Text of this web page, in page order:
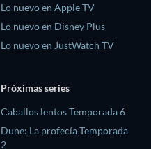
Lo nuevo en Apple TV
Lo nuevo en Disney Plus
Lo nuevo en JustWatch TV
Próximas series
Caballos lentos Temporada 6
Dune: La profecía Temporada
2